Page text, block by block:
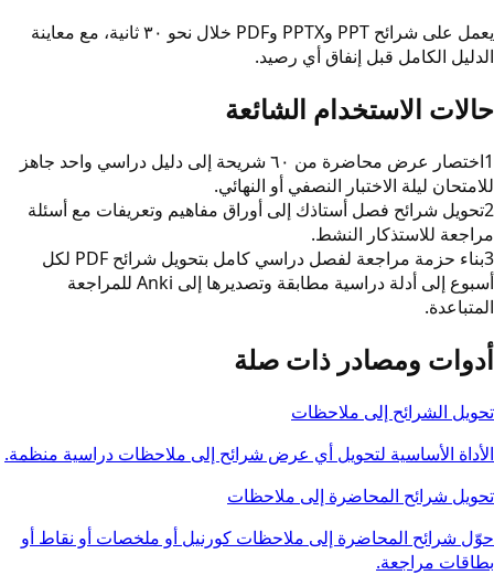
يعمل على شرائح PPT وPPTX وPDF خلال نحو ٣٠ ثانية، مع معاينة
الدليل الكامل قبل إنفاق أي رصيد.
حالات الاستخدام الشائعة
1
اختصار عرض محاضرة من ٦٠ شريحة إلى دليل دراسي واحد جاهز
للامتحان ليلة الاختبار النصفي أو النهائي.
2تحويل شرائح فصل أستاذك إلى أوراق مفاهيم وتعريفات مع أسئلة
مراجعة للاستذكار النشط.
3
بناء حزمة مراجعة لفصل دراسي كامل بتحويل شرائح PDF لكل
أسبوع إلى أدلة دراسية مطابقة وتصديرها إلى Anki للمراجعة
المتباعدة.
أدوات ومصادر ذات صلة
تحويل الشرائح إلى ملاحظات
الأداة الأساسية لتحويل أي عرض شرائح إلى ملاحظات دراسية منظمة.
تحويل شرائح المحاضرة إلى ملاحظات
حوّل شرائح المحاضرة إلى ملاحظات كورنيل أو ملخصات أو نقاط أو
بطاقات مراجعة.